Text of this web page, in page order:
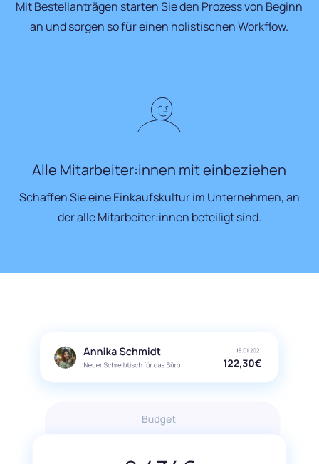
Mit Bestellanträgen starten Sie den Prozess von Beginn
an und sorgen so für einen holistischen Workflow.
Alle Mitarbeiter:innen mit einbeziehen
Schaffen Sie eine Einkaufskultur im Unternehmen, an
der alle Mitarbeiter:innen beteiligt sind.